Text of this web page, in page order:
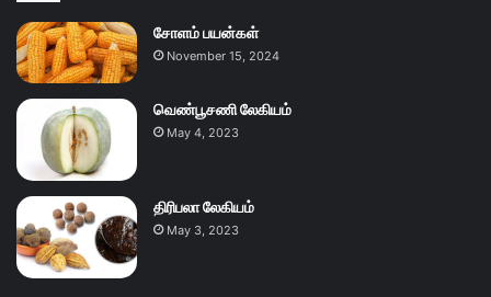
சோளம் பயன்கள்
November 15, 2024
வெண்பூசணி லேகியம்
May 4, 2023
திரிபலா லேகியம்
May 3, 2023